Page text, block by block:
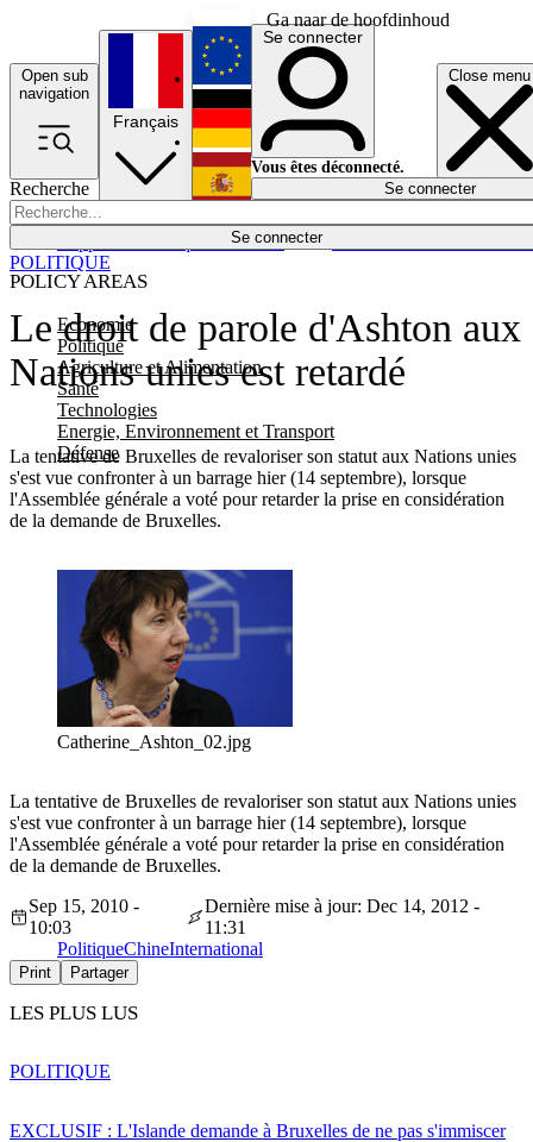
Ga naar de hoofdinhoud
Open sub
navigation
Close menu
Recherche
Se connecter
POLICY AREAS
Economie
Politique
Agriculture et Alimentation
Santé
Technologies
Energie, Environnement et Transport
Défense
Économie
Français
English
Deutsch
Español
Se connecter
Vous êtes déconnecté.
Se connecter
Le droit de parole d'Ashton aux
Nations unies est retardé
La tentative de Bruxelles de revaloriser son statut aux Nations unies
s'est vue confronter à un barrage hier (14 septembre), lorsque
l'Assemblée générale a voté pour retarder la prise en considération
de la demande de Bruxelles.
POLITIQUE
Catherine_Ashton_02.jpg
La tentative de Bruxelles de revaloriser son statut aux Nations unies
s'est vue confronter à un barrage hier (14 septembre), lorsque
l'Assemblée générale a voté pour retarder la prise en considération
de la demande de Bruxelles.
Sep 15, 2010 -
10:03
Dernière mise à jour: Dec 14, 2012 -
11:31
PolitiqueChineInternational
Print Partager
LES PLUS LUS
EXCLUSIF : L'Islande demande à Bruxelles de ne pas s'immiscer
POLITIQUE